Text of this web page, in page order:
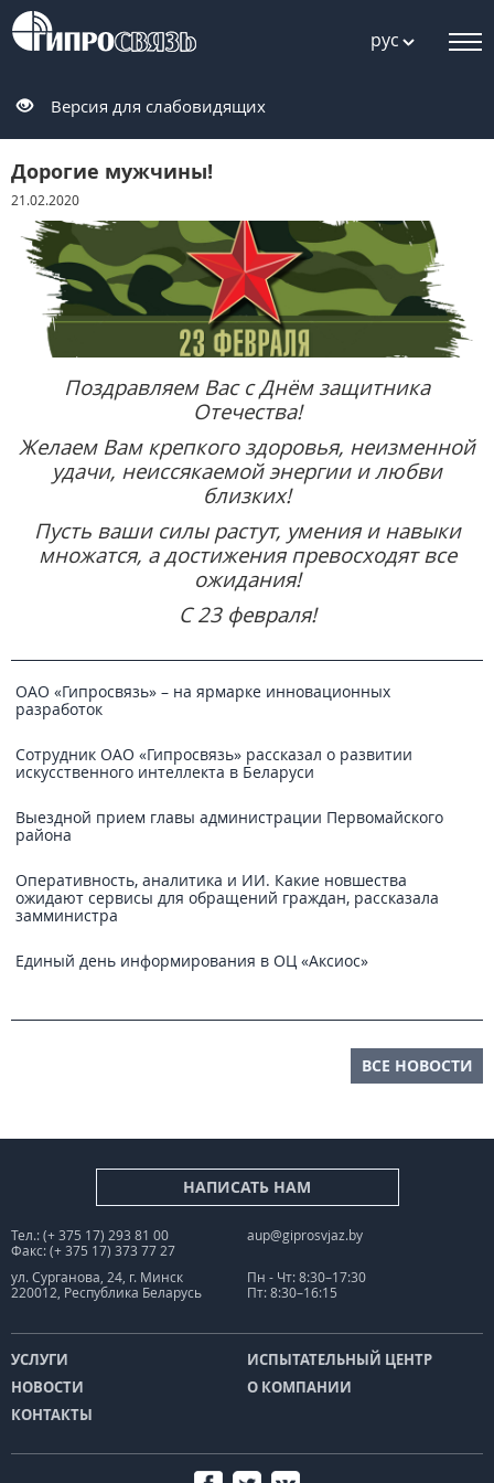
рус
Версия для слабовидящих
Дорогие мужчины!
21.02.2020
Поздравляем Вас с Днём защитника
Отечества!
Желаем Вам крепкого здоровья, неизменной
удачи, неиссякаемой энергии и любви
близких!
Пусть ваши силы растут, умения и навыки
множатся, а достижения превосходят все
ожидания!
С 23 февраля!
ОАО «Гипросвязь» – на ярмарке инновационных
разработок
Сотрудник ОАО «Гипросвязь» рассказал о развитии
искусственного интеллекта в Беларуси
Выездной прием главы администрации Первомайского
района
Оперативность, аналитика и ИИ. Какие новшества
ожидают сервисы для обращений граждан, рассказала
замминистра
Единый день информирования в ОЦ «Аксиос»
ВСЕ НОВОСТИ
НАПИСАТЬ НАМ
Тел.: (+ 375 17) 293 81 00
Факс: (+ 375 17) 373 77 27
aup@giprosvjaz.by
ул. Сурганова, 24, г. Минск
220012, Республика Беларусь
Пн - Чт: 8:30–17:30
Пт: 8:30–16:15
УСЛУГИ
ИСПЫТАТЕЛЬНЫЙ ЦЕНТР
НОВОСТИ
О КОМПАНИИ
КОНТАКТЫ